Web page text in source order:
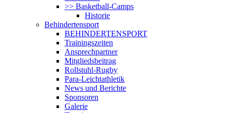
>> Basketball-Camps
Historie
Behindertensport
BEHINDERTENSPORT
Trainingszeiten
Ansprechpartner
Mitgliedsbeitrag
Rollstuhl-Rugby
Para-Leichtathletik
News und Berichte
Sponsoren
Galerie